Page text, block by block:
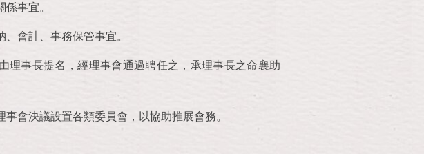
係事宜。
、會計、事務保管事宜。
理事長提名，經理事會通過聘任之，承理事長之命襄助
會決議設置各類委員會，以協助推展會務。